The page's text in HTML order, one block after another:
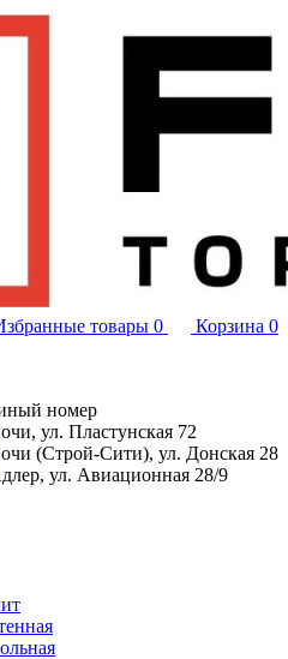
товары 0 Корзина 0
номер
ул. Пластунская 72
(Строй-Сити), ул. Донская 28
ул. Авиационная 28/9